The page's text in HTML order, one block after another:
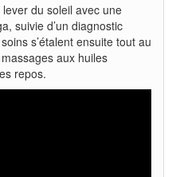
du soleil avec une
suivie d’un diagnostic
s’étalent ensuite tout au
aux huiles
repos.